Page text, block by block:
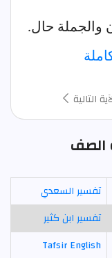
والجملة حال.
التالية
تفسير السعدي
تفسير ابن كثير
Tafsir English